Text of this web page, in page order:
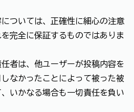
ついては、正確性に細心の注意
完全に保証するものではありま
者は、他ユーザーが投稿内容を
なかったことによって被った被
いかなる場合も一切責任を負い